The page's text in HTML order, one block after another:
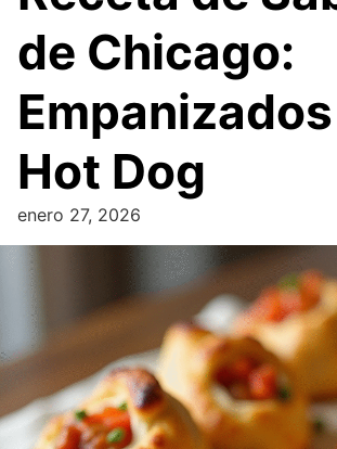
de Chicago:
Hot Dog
enero 27, 2026